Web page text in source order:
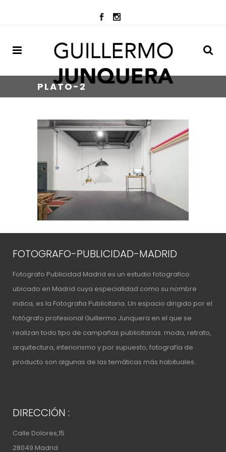
PLATO-2
FOTOGRAFO-PUBLICIDAD-MADRID
Fotografo Publicidad Madrid es un estudio fotografico
ubicado en Madrid cuya especialidad como su nombre
indica, es la Fotografia Publicitaria. Un espacio dirigido por el
fotógrafo profesional Guillermo Junquera en el que se
realizan todo tipo de campañas publicitarias. moda, retrato,
arquitectura, interiorismo y por supuesto, fotografía de
producto son algunas de las temáticas más habituales..
DIRECCIÓN :
Calle Dolores,15
28049 Madrid